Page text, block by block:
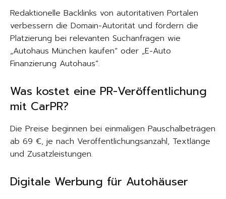
Redaktionelle Backlinks von autoritativen Portalen
verbessern die Domain-Autorität und fördern die
Platzierung bei relevanten Suchanfragen wie
„Autohaus München kaufen“ oder „E-Auto
Finanzierung Autohaus“.
Was kostet eine PR-Veröffentlichung
mit CarPR?
Die Preise beginnen bei einmaligen Pauschalbeträgen
ab 69 €, je nach Veröffentlichungsanzahl, Textlänge
und Zusatzleistungen.
Digitale Werbung für Autohäuser